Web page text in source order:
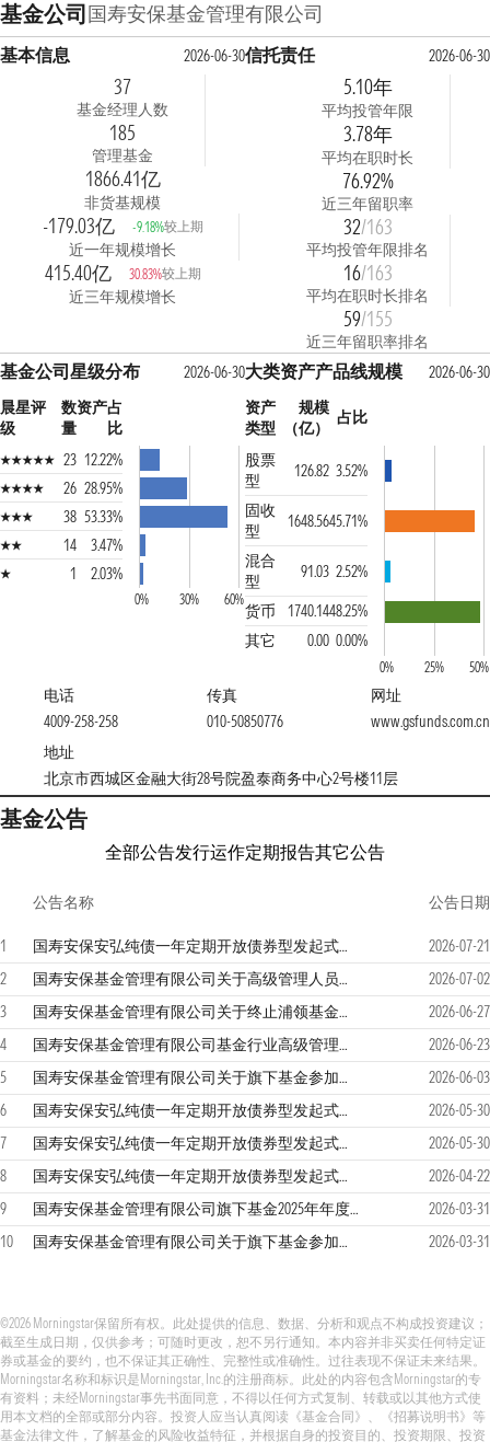
基金公司国寿安保基金管理有限公司
基本信息 2026-06-30
37
基金经理人数
185
管理基金
1866.41亿
非货基规模
-179.03亿 -9.18%较上期
近一年规模增长
415.40亿 30.83%较上期
近三年规模增长
信托责任 2026-06-30
5.10年
平均投管年限
3.78年
平均在职时长
76.92%
近三年留职率
32/163
平均投管年限排名
16/163
平均在职时长排名
59/155
近三年留职率排名
基金公司星级分布
2026-06-30
晨星评
级
数
量
资产占
比
23 12.22%
26 28.95%
38 53.33%
14
3.47%
1
2.03%
0% 30% 60%
大类资产产品线规模
2026-06-30
资产
类型
规模
（亿）
占比
股票
型
126.82 3.52%
固收
型
1648.5645.71%
混合
型
91.03 2.52%
货币
1740.1448.25%
其它
0.00 0.00%
0% 25% 50%
电话
4009-258-258
传真
010-50850776
网址
www.gsfunds.com.cn
地址
北京市西城区金融大街28号院盈泰商务中心2号楼11层
基金公告
全部公告发行运作定期报告其它公告
公告名称 公告日期
1 国寿安保安弘纯债一年定期开放债券型发起式证券投资基金 2026年第2季度报告
2026-07-21
2
国寿安保基金管理有限公司关于高级管理人员离任的公告
2026-07-02
3
国寿安保基金管理有限公司关于终止浦领基金销售有限公司办理本公司旗下基金相关销售业务及后续投资者服务措施的公告
2026-06-27
4
国寿安保基金管理有限公司基金行业高级管理人员变更公告
2026-06-23
5
国寿安保基金管理有限公司关于旗下基金参加民生证券股份有限公司费率优惠活动的公告
2026-06-03
6
国寿安保安弘纯债一年定期开放债券型发起式证券投资基金更新招募说明书
2026-05-30
7
国寿安保安弘纯债一年定期开放债券型发起式证券投资基金更新基金产品资料概要
2026-05-30
8
国寿安保安弘纯债一年定期开放债券型发起式证券投资基金2026年第1季度报告
2026-04-22
9
国寿安保基金管理有限公司旗下基金2025年年度报告提示性公告
2026-03-31
10
国寿安保基金管理有限公司关于旗下基金参加东方证券股份有限公司费率优惠活动的公告 2026-03-31
©2026 Morningstar保留所有权。此处提供的信息、数据、分析和观点不构成投资建议；
截至生成日期，仅供参考；可随时更改，恕不另行通知。本内容并非买卖任何特定证
券或基金的要约，也不保证其正确性、完整性或准确性。过往表现不保证未来结果。
Morningstar名称和标识是Morningstar, Inc.的注册商标。此处的内容包含Morningstar的专
有资料；未经Morningstar事先书面同意，不得以任何方式复制、转载或以其他方式使
用本文档的全部或部分内容。投资人应当认真阅读《基金合同》、《招募说明书》等
基金法律文件，了解基金的风险收益特征，并根据自身的投资目的、投资期限、投资